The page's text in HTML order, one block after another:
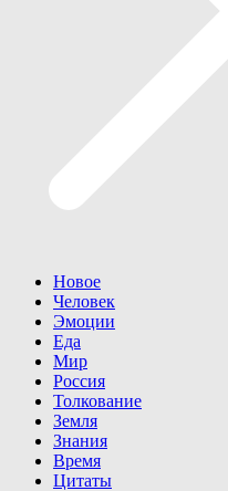
Новое
Человек
Эмоции
Еда
Мир
Россия
Толкование
Земля
Знания
Время
Цитаты